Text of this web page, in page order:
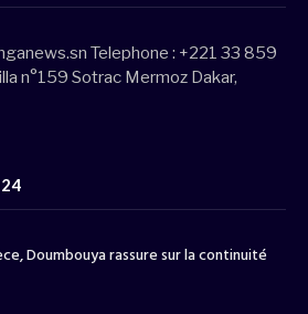
Telephone : +221 33 859
n°159 Sotrac Mermoz Dakar,
Doumbouya rassure sur la continuité